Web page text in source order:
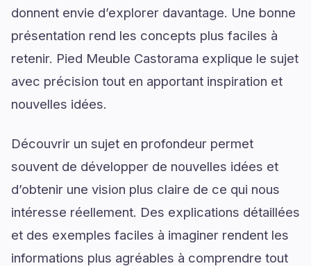
donnent envie d’explorer davantage. Une bonne
présentation rend les concepts plus faciles à
retenir. Pied Meuble Castorama explique le sujet
avec précision tout en apportant inspiration et
nouvelles idées.
Découvrir un sujet en profondeur permet
souvent de développer de nouvelles idées et
d’obtenir une vision plus claire de ce qui nous
intéresse réellement. Des explications détaillées
et des exemples faciles à imaginer rendent les
informations plus agréables à comprendre tout